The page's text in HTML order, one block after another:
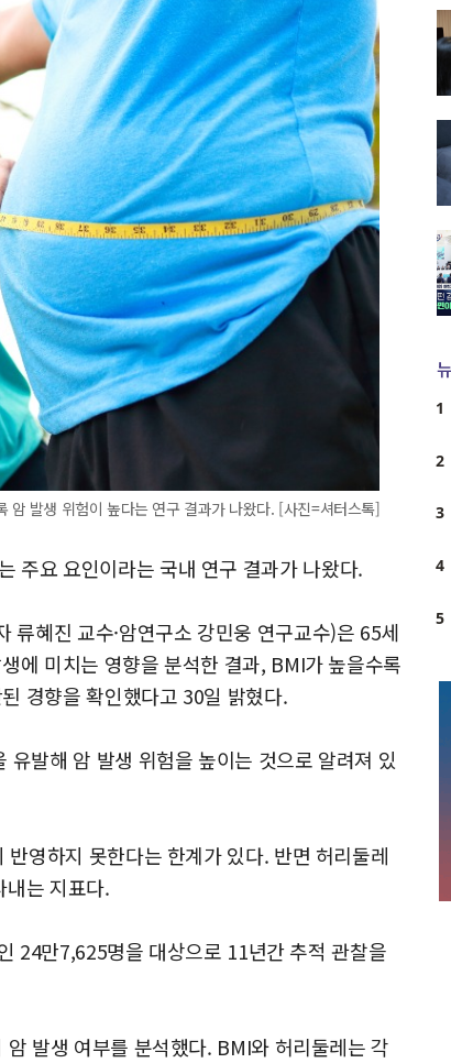
발생 위험이 높다는 연구 결과가 나왔다. [사진=셔터스톡]
주요 요인이라는 국내 연구 결과가 나왔다.
류혜진 교수·암연구소 강민웅 연구교수)은 65세
에 미치는 영향을 분석한 결과, BMI가 높을수록
경향을 확인했다고 30일 밝혔다.
발해 암 발생 위험을 높이는 것으로 알려져 있
영하지 못한다는 한계가 있다. 반면 허리둘레
내는 지표다.
24만7,625명을 대상으로 11년간 추적 관찰을
발생 여부를 분석했다. BMI와 허리둘레는 각
1
2
3
4
5